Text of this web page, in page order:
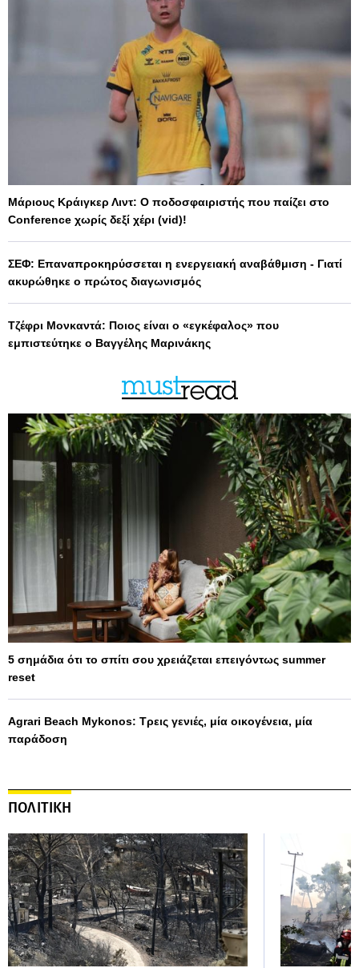
Μάριους Κράιγκερ Λιντ: Ο ποδοσφαιριστής που παίζει στο
Conference χωρίς δεξί χέρι (vid)!
ΣΕΦ: Επαναπροκηρύσσεται η ενεργειακή αναβάθμιση - Γιατί
ακυρώθηκε ο πρώτος διαγωνισμός
Τζέφρι Μονκαντά: Ποιος είναι ο «εγκέφαλος» που
εμπιστεύτηκε ο Βαγγέλης Μαρινάκης
5 σημάδια ότι το σπίτι σου χρειάζεται επειγόντως summer
reset
Agrari Beach Mykonos: Τρεις γενιές, μία οικογένεια, μία
παράδοση
ΠΟΛΙΤΙΚΗ